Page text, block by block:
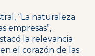
“La naturaleza
empresas”,
la relevancia
el corazón de las